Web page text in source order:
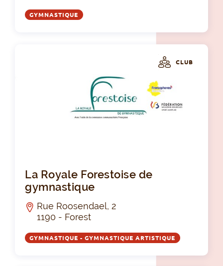
GYMNASTIQUE
CLUB
La Royale Forestoise de
gymnastique
Rue Roosendael, 2
1190 - Forest
GYMNASTIQUE - GYMNASTIQUE ARTISTIQUE